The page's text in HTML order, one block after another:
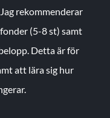
rekommenderar
(5-8 st) samt
Detta är för
att lära sig hur